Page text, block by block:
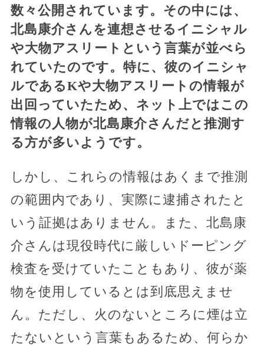
数々公開されています。その中には、
北島康介さんを連想させるイニシャル
や大物アスリートという言葉が並べら
れていたのです。特に、彼のイニシャ
ルであるKや大物アスリートの情報が
出回っていたため、ネット上ではこの
情報の人物が北島康介さんだと推測す
る方が多いようです。
しかし、これらの情報はあくまで推測
の範囲内であり、実際に逮捕されたと
いう証拠はありません。また、北島康
介さんは現役時代に厳しいドーピング
検査を受けていたこともあり、彼が薬
物を使用しているとは到底思えませ
ん。ただし、火のないところに煙は立
たないという言葉もあるため、何らか